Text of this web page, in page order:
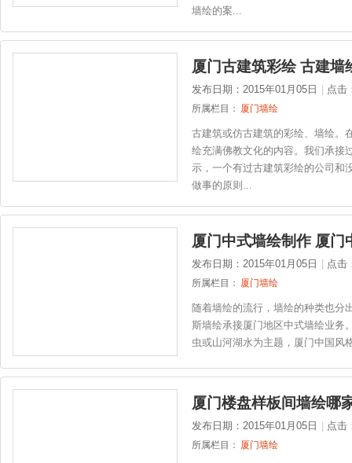
墙绘的案...
厦门古建筑彩绘 古建墙
发布日期：2015年01月05日 点击
所属栏目： 厦门墙绘
古建筑或仿古建筑的彩绘、墙绘。
绘充满佛教文化的内容。我们承接
示，一个有过古建筑彩绘的公司和
做事的原则...
厦门中式墙绘制作 厦门
发布日期：2015年01月05日 点击
所属栏目： 厦门墙绘
随着墙绘的流行，墙绘的种类也分
斯墙绘承接厦门地区中式墙绘业务
虫或山河湖水为主题，厦门中国风
厦门楼盘样板间墙绘哪
发布日期：2015年01月05日 点击
所属栏目： 厦门墙绘